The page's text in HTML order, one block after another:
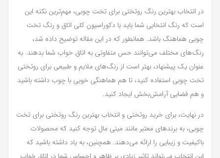
در انتخاب بهترین رنگ روتختی برای تخت چوبی، مهم‌ترین نکته این
است که رنگ انتخابی شما باید با دکوراسیون کلی اتاق و رنگ تخت
چوبی هماهنگ باشد. همانطور که در این مقاله توضیح داده شد،
رنگ‌های مختلف می‌توانند حس متفاوتی به اتاق خواب شما بدهند. به
عنوان یک پیشنهاد، بهتر است از رنگ‌های ملایم و طبیعی برای روتختی
تخت چوبی استفاده کنید، تا هم هماهنگی خوبی با چوب داشته باشید
و هم فضایی آرامش‌بخش ایجاد کنید.
در نهایت، برای خرید روتختی و انتخاب بهترین رنگ روتختی برای تخت
چوبی، به برندهای معتبر مانند مینی مال توجه کنید که محصولات
باکیفیت و زیبایی را ارائه می‌دهند. همچنین، به یاد داشته باشید که